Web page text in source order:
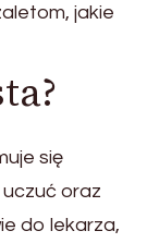
jakie
się
oraz
do lekarza,